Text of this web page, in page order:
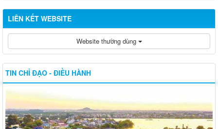
LIÊN KẾT WEBSITE
Website thường dùng
TIN CHỈ ĐẠO - ĐIỀU HÀNH